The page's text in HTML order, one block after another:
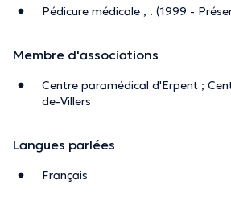
Pédicure médicale , . (1999 -
Membre d'associations
Centre paramédical d'Erpent ;
de-Villers
Langues parlées
Français